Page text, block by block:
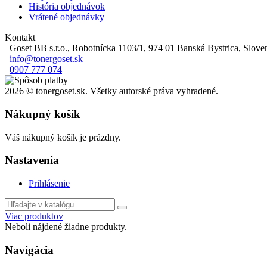
História objednávok
Vrátené objednávky
Kontakt
Goset BB s.r.o., Robotnícka 1103/1, 974 01 Banská Bystrica,
info@tonergoset.sk
0907 777 074
2026 © tonergoset.sk. Všetky autorské práva vyhradené.
Nákupný košík
Váš nákupný košík je prázdny.
Nastavenia
Prihlásenie
Viac produktov
Neboli nájdené žiadne produkty.
Navigácia